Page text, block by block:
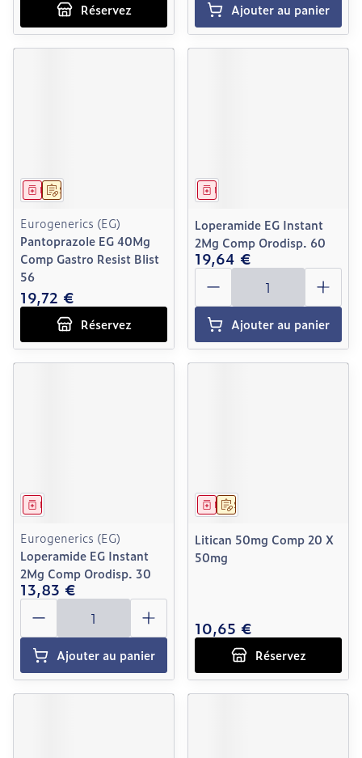
Réservez Ajouter au panier
Sur prescription
Médicament
Eurogenerics (EG)
Pantoprazole EG 40Mg
Comp Gastro Resist Blist
56
19,72 €
Réservez
Médicament
Loperamide EG Instant
2Mg Comp Orodisp. 60
19,64 €
Quantité
Ajouter au panier
Médicament
Eurogenerics (EG)
Loperamide EG Instant
2Mg Comp Orodisp. 30
13,83 €
Quantité
Ajouter au panier
Sur prescription
Médicament
Litican 50mg Comp 20 X
50mg
10,65 €
Réservez